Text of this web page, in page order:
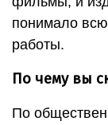
понимало всю
работы.
По чему вы
По